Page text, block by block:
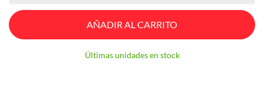
AÑADIR AL CARRITO
Últimas unidades en stock